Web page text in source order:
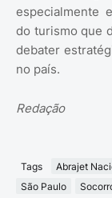
especialmente
do turismo que
debater
no país.
Redação
Tags Abrajet
São Paulo